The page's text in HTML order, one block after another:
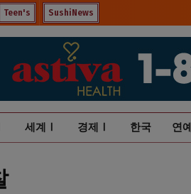
Teen's SushiNews
세계Ⅰ 경제Ⅰ 한국 연예